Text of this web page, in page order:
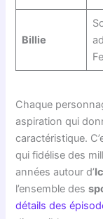
Billie
Chaque
aspiration qui
caractéristique.
qui fidélise des
années autour d’
l’ensemble des
détails des